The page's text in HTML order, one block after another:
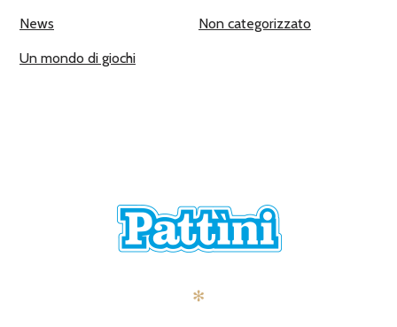
News Non categorizzato
Un mondo di giochi
✻